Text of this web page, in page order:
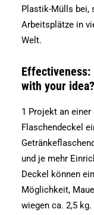
Plastik-Mülls bei,
Arbeitsplätze in
Welt.
Effectiveness:
with your idea?
1 Projekt an
Flaschendeckel
und je mehr
Deckel können
Möglichkeit,
wiegen ca. 2,5